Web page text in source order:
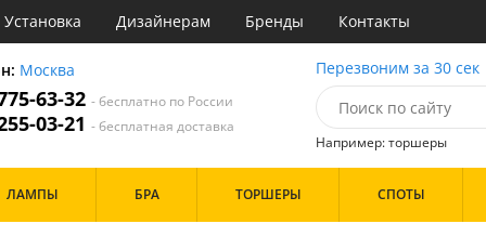
Установка Дизайнерам Бренды Контакты
Москва
63-32- бесплатно по России
03-21- бесплатная доставка
Перезвоним за 30 сек
Например: торшеры
ЛАМПЫ БРА ТОРШЕРЫ СПОТЫ